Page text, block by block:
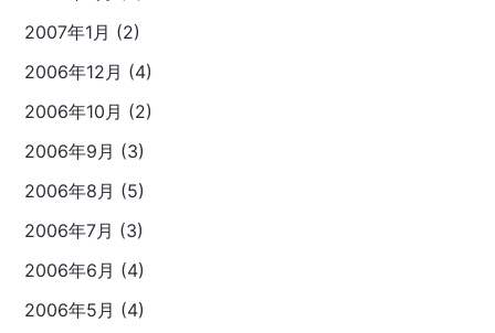
2007年1月 (2)
2006年12月 (4)
2006年10月 (2)
2006年9月 (3)
2006年8月 (5)
2006年7月 (3)
2006年6月 (4)
2006年5月 (4)